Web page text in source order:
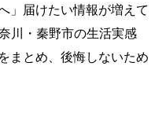
」届けたい情報が増えて
川・秦野市の生活実感
まとめ、後悔しないため